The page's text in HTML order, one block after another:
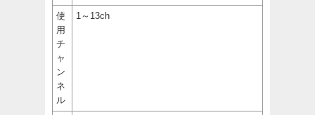
使
用
チ
ャ
ン
ネ
ル
1～13ch